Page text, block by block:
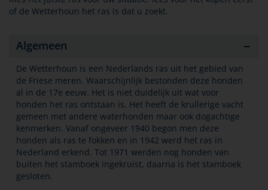
of de Wetterhoun het ras is dat u zoekt.
Algemeen
De Wetterhoun is een Nederlands ras uit het gebied van
de Friese meren. Waarschijnlijk bestonden deze honden
al in de 17e eeuw. Het is niet duidelijk uit wat voor
honden het ras ontstaan is. Het heeft de krullerige vacht
gemeen met andere waterhonden maar ook dogachtige
kenmerken. Vanaf ongeveer 1940 begon men deze
honden als ras te fokken en in 1942 werd het ras in
Nederland erkend. Tot 1971 werden nog honden van
buiten het stamboek ingekruist, daarna is het stamboek
gesloten.